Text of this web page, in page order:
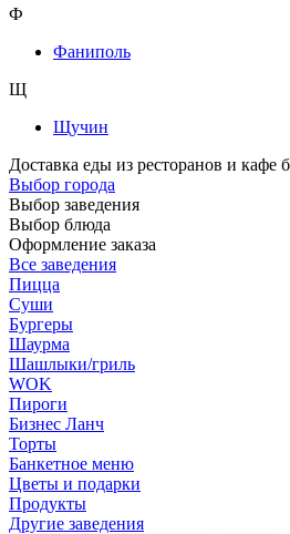
Ф
Фаниполь
Щ
Щучин
Доставка еды из ресторанов и кафе
Выбор города
Выбор заведения
Выбор блюда
Оформление заказа
Все заведения
Пицца
Суши
Бургеры
Шаурма
Шашлыки/гриль
WOK
Пироги
Бизнес Ланч
Торты
Банкетное меню
Цветы и подарки
Продукты
Другие заведения